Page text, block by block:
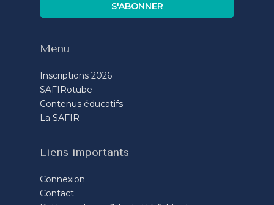
S'ABONNER
Menu
Inscriptions 2026
SAFIRotube
Contenus éducatifs
La SAFIR
Liens importants
Connexion
Contact